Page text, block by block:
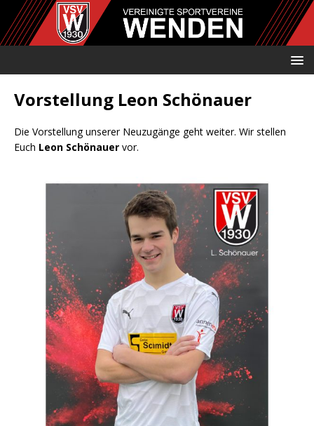
Vorstellung Leon Schönauer
Die Vorstellung unserer Neuzugänge geht weiter. Wir stellen
Euch Leon Schönauer vor.